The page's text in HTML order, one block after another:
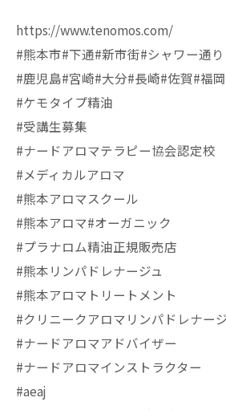
https://www.tenomos.com/
#熊本市#下通#新市街#シャワー通り
#鹿児島#宮崎#大分#長崎#佐賀#福岡
#ケモタイプ精油
#受講生募集
#ナードアロマテラピー協会認定校
#メディカルアロマ
#熊本アロマスクール
#熊本アロマ#オーガニック
#プラナロム精油正規販売店
#熊本リンパドレナージュ
#熊本アロマトリートメント
#クリニークアロマリンパドレナー
#ナードアロマアドバイザー
#ナードアロマインストラクター
#aeaj